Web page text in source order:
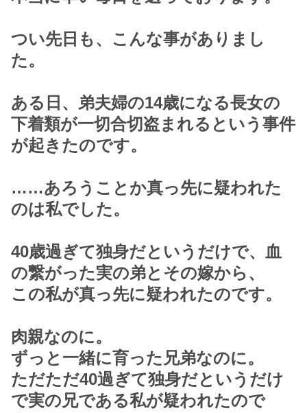
つい先日も、こんな事がありまし
た。
ある日、弟夫婦の14歳になる長女の
下着類が一切合切盗まれるという事件
が起きたのです。
……あろうことか真っ先に疑われた
のは私でした。
40歳過ぎて独身だというだけで、血
の繋がった実の弟とその嫁から、
この私が真っ先に疑われたのです。
肉親なのに。
ずっと一緒に育った兄弟なのに。
ただただ40過ぎて独身だというだけ
で実の兄である私が疑われたので